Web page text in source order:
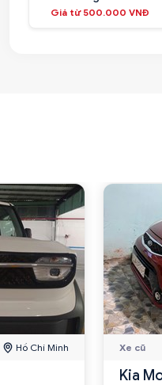
Giá từ 500.000 VNĐ
Hồ Chí Minh Xe cũ
Kia